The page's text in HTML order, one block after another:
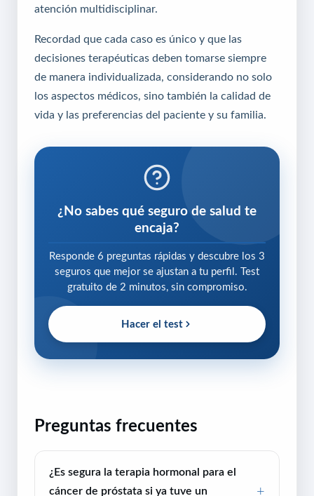
atención multidisciplinar.
Recordad que cada caso es único y que las
decisiones terapéuticas deben tomarse siempre
de manera individualizada, considerando no solo
los aspectos médicos, sino también la calidad de
vida y las preferencias del paciente y su familia.
¿No sabes qué seguro de salud te
encaja?
Responde 6 preguntas rápidas y descubre los 3
seguros que mejor se ajustan a tu perfil. Test
gratuito de 2 minutos, sin compromiso.
Hacer el test
Preguntas frecuentes
¿Es segura la terapia hormonal para el
cáncer de próstata si ya tuve un